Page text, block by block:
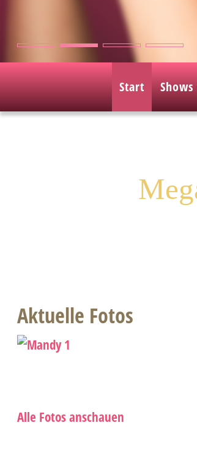
Start
Aktuelle Fotos
Alle Fotos anschauen